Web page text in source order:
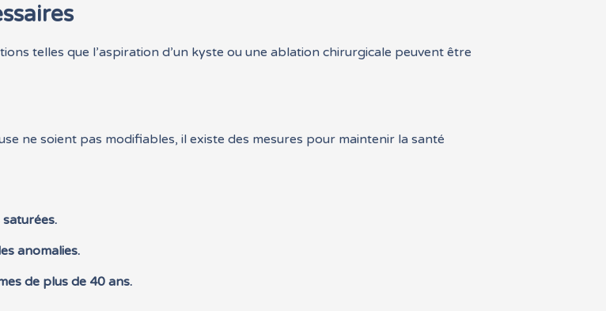
telles que l’aspiration d’un kyste ou une ablation chirurgicale peuvent être
ne soient pas modifiables, il existe des mesures pour maintenir la santé
anomalies.
de plus de 40 ans.